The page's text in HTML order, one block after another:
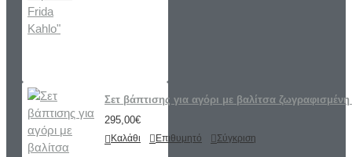
Σετ βάπτισης για αγόρι με βαλίτσα
295,00€
Καλάθι Επιθυμητό Σύγκριση